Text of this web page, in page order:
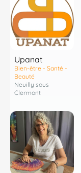
Upanat
Bien-être - Santé -
Beauté
Neuilly sous
Clermont